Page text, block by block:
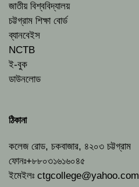
জাতীয় বিশ্ববিদ্যালয়
চট্টগ্রাম শিক্ষা বোর্ড
ব্যানবেইস
NCTB
ই-বুক
ডাউনলোড
ঠিকানা
কলেজ রোড, চকবাজার, ৪২০৩ চট্টগ্রাম
ফোনঃ+৮৮০৩১৬১৬০৪৫
ইমেইলঃ ctgcollege@yahoo.com